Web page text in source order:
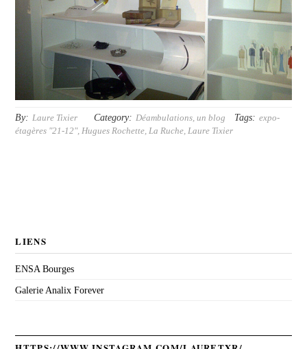
By: Laure Tixier Category: Déambulations, un blog Tags: expo-
étagères "21-12", Hugues Rochette La Ruche Laure Tixier
LIENS
ENSA Bourges
Galerie Analix Forever